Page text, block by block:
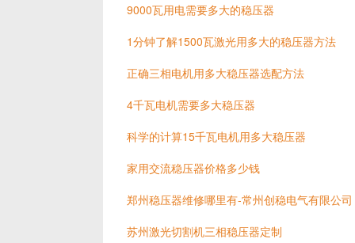
9000瓦用电需要多大的稳压器
1分钟了解1500瓦激光用多大的稳压器方法
正确三相电机用多大稳压器选配方法
4千瓦电机需要多大稳压器
科学的计算15千瓦电机用多大稳压器
家用交流稳压器价格多少钱
郑州稳压器维修哪里有-常州创稳电气有限公司
苏州激光切割机三相稳压器定制